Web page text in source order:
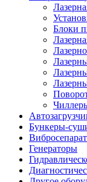
Блоки
Бункеры-
Генераторы